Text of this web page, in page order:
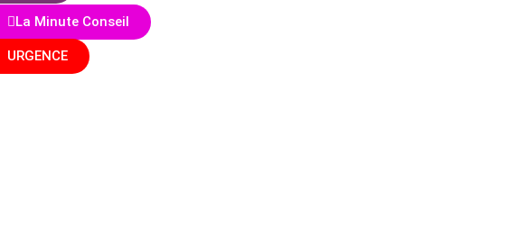
La Minute Conseil
URGENCE